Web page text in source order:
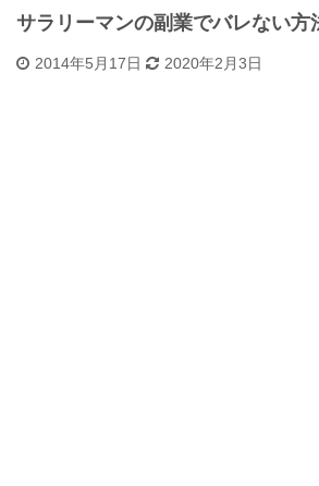
サラリーマンの副業でバレない方
2014年5月17日 2020年2月3日